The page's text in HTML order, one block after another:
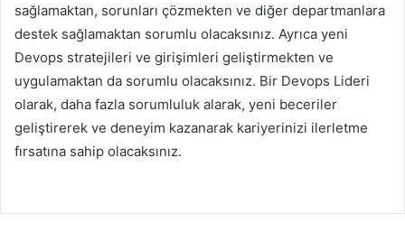
sağlamaktan, sorunları çözmekten ve diğer departmanlara
destek sağlamaktan sorumlu olacaksınız. Ayrıca yeni
Devops stratejileri ve girişimleri geliştirmekten ve
uygulamaktan da sorumlu olacaksınız. Bir Devops Lideri
olarak, daha fazla sorumluluk alarak, yeni beceriler
geliştirerek ve deneyim kazanarak kariyerinizi ilerletme
fırsatına sahip olacaksınız.